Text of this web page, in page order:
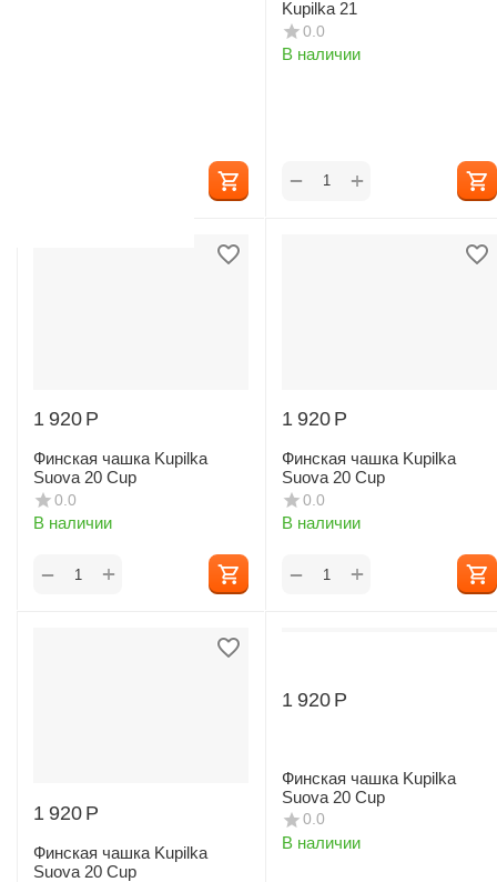
Kupilka 21
0.0
В наличии
+
−
1 920 Р
Финская чашка Kupilka
Suova 20 Cup
0.0
В наличии
+
−
1 920 Р
Финская чашка Kupilka
Suova 20 Cup
0.0
В наличии
+
−
1 920 Р
Финская чашка Kupilka
Suova 20 Cup
1 920 Р
Финская чашка Kupilka
Suova 20 Cup
0.0
В наличии